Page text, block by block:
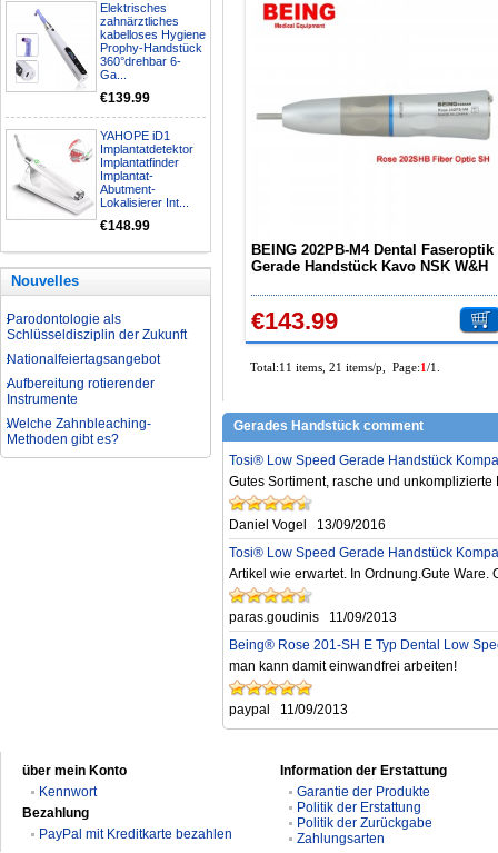
Elektrisches
zahnärztliches
kabelloses Hygiene
Prophy-Handstück
360°drehbar 6-
Ga...
€139.99
YAHOPE iD1
Implantatdetektor
Implantatfinder
Implantat-
Abutment-
Lokalisierer Int...
€148.99
Nouvelles
Was ist bei der Aufbereitung von
Hand- und Winkelstücken zu
beachten?
Wie können erhöhte
Koloniezahlen im Wasser
dauerhaft reduziert werden?
zahnarzt Ultraschallgerätes zu
beachten?
Zahnaufhellung FAQ
Was ist Medical Dental
Tourismus und wie es Ihnen
Behandlung Dental Unfälle
Dentale Polymerisationslampe
Parodontologie als
Schlüsseldisziplin der Zukunft
Nationalfeiertagsangebot
Aufbereitung rotierender
Instrumente
Welche Zahnbleaching-
Methoden gibt es?
Was ist bei der Aufbereitung von
Parodontologie als
Schlüsseldisziplin der Zukunft
BEING 202PB-M4 Dental Faseroptik
Gerade Handstück Kavo NSK W&H
€143.99
Total:11 items, 21 items/p, Page:1/1.
Gerades Handstück comment
Tosi® Low Speed Gerade Handstück
Gutes Sortiment, rasche und
Daniel Vogel
13/09/2016
Tosi® Low Speed Gerade Handstück
Artikel wie erwartet. In Ordnung.Gute Ware.
paras.goudinis
11/09/2013
Being® Rose 201-SH E Typ Dental Low
man kann damit einwandfrei arbeiten!
paypal 11/09/2013
über mein Konto
Kennwort
Bezahlung
PayPal mit Kreditkarte bezahlen
Information der Erstattung
Garantie der Produkte
Politik der Erstattung
Politik der Zurückgabe
Zahlungsarten